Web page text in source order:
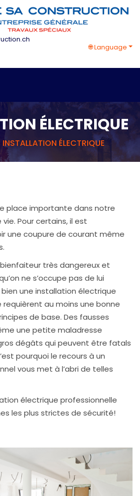
🌐 Language
ÉLECTRIQUE
INSTALLATION ÉLECTRIQUE
place importante dans notre
Pour certains, il est
une coupure de courant même
très dangereux et
ne s’occupe pas de lui
une installation électrique
au moins une bonne
de base. Des fausses
une petite maladresse
dégâts qui peuvent être fatals
pourquoi le recours à un
vous met à l’abri de telles
électrique professionnelle
les plus strictes de sécurité!